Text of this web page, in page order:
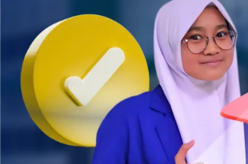
OUR PROGRAM
REGISTRATION